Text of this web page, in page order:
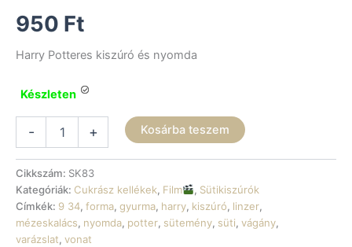
950 Ft
Harry Potteres kiszúró és nyomda
Készleten
-
Potter
9
és
3/4
mennyiség
+ Kosárba teszem
Cikkszám: SK83
Kategóriák: Cukrász kellékek, Film , Sütikiszúrók
Címkék: 9 34, forma, gyurma, harry, kiszúró, linzer,
mézeskalács, nyomda, potter, sütemény, süti, vágány,
varázslat, vonat